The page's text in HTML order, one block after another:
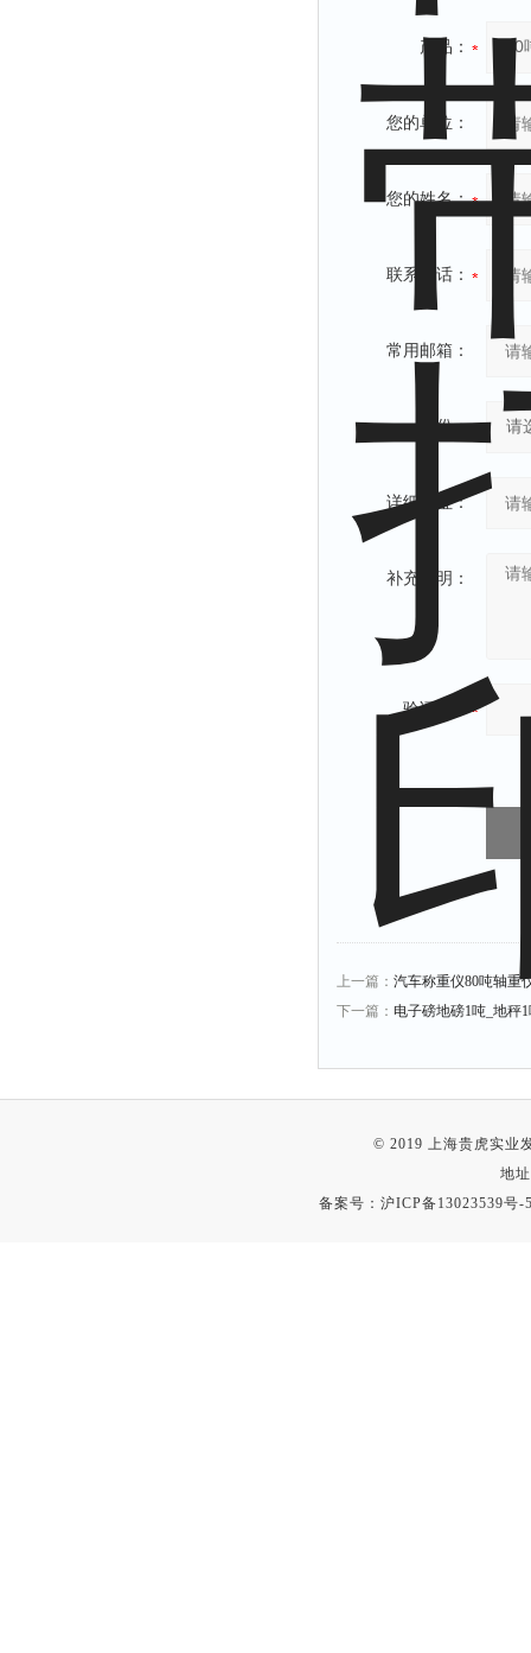
产品：
您的单位：
您的姓名：
联系电话：
常用邮箱：
省份：
详细地址：
补充说明：
验证码：
上一篇： 汽车称重仪80吨轴重
下一篇： 电子磅地磅1吨_地秤
© 2019 上海贵虎实业
地
备案号：沪ICP备13023539号-